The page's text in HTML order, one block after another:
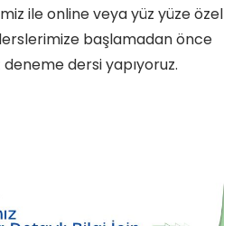
ile online veya yüz yüze özel
başlamadan önce
dersi yapıyoruz.